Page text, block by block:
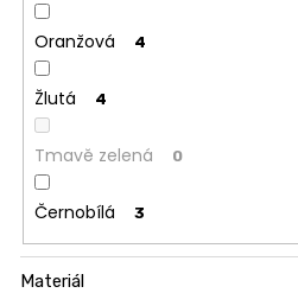
Oranžová 4
Žlutá 4
Tmavě zelená 0
Černobílá 3
Materiál